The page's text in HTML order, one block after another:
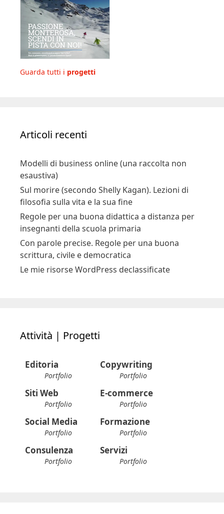
Guarda tutti i progetti
Articoli recenti
Modelli di business online (una raccolta non
esaustiva)
Sul morire (secondo Shelly Kagan). Lezioni di
filosofia sulla vita e la sua fine
Regole per una buona didattica a distanza per
insegnanti della scuola primaria
Con parole precise. Regole per una buona
scrittura, civile e democratica
Le mie risorse WordPress declassificate
Attività | Progetti
Editoria
Portfolio
Copywriting
Portfolio
Siti Web
Portfolio
E-commerce
Portfolio
Social Media
Portfolio
Formazione
Portfolio
Consulenza
Portfolio
Servizi
Portfolio